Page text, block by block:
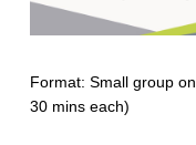
Format: Small group
30 mins each)